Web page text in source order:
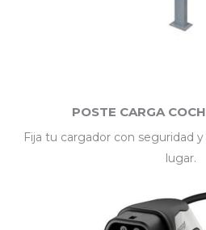
POSTE CARGA
Fija tu cargador con seguridad
lugar.